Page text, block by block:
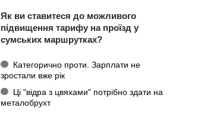
Як ви ставитеся до можливого
підвищення тарифу на проїзд у
сумських маршрутках?
Категорично проти. Зарплати не
зростали вже рік
Ці "відра з цвяхами" потрібно здати на
металобрухт